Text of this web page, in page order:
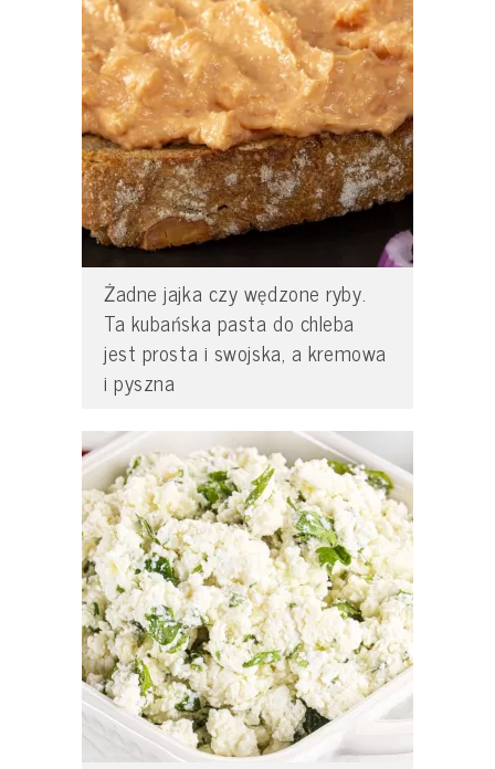
Żadne jajka czy wędzone ryby.
Ta kubańska pasta do chleba
jest prosta i swojska, a kremowa
i pyszna